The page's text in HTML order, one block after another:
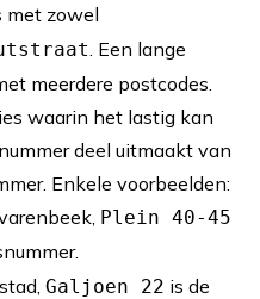
met zowel
. Een lange
meerdere postcodes.
waarin het lastig kan
deel uitmaakt van
Enkele voorbeelden:
Plein 40-45
Galjoen 22 is de